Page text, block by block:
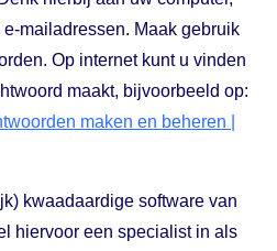
mailadressen. Maak gebruik
Op internet kunt u vinden
maakt, bijvoorbeeld op:
maken en beheren |
kwaadaardige software van
hiervoor een specialist in als